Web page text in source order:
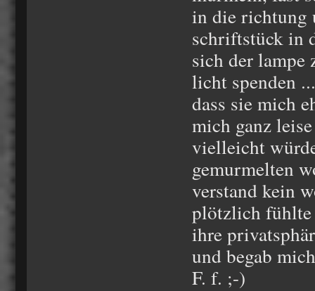
in die richtung
schriftstück in
sich der lampe
licht spenden
dass sie mich
mich ganz
vielleicht
gemurmelten
verstand kein
plötzlich fühlte
ihre
und begab
F. f. ;-)